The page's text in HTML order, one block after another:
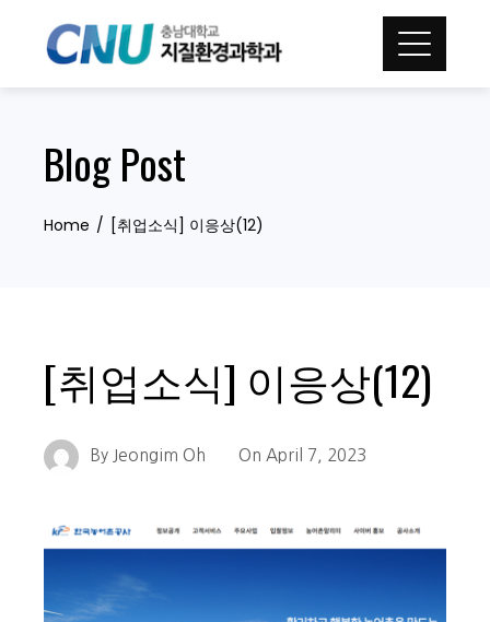
Blog Post
Home [취업소식] 이응상(12)
[취업소식] 이응상(12)
By Jeongim Oh On April 7, 2023